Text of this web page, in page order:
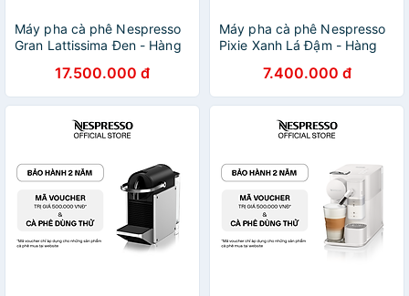
Máy pha cà phê Nespresso
Gran Lattissima Đen - Hàng
17.500.000 đ
Máy pha cà phê Nespresso
Pixie Xanh Lá Đậm - Hàng
7.400.000 đ